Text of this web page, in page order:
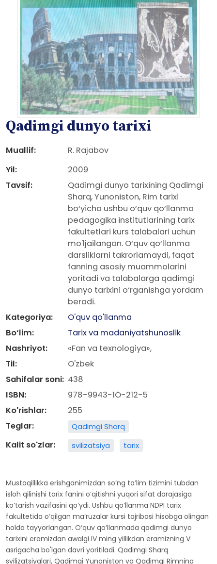
Qadimgi dunyo tarixi
Muallif:
R. Rajabov
Yil:
2009
Tavsif:
Qadimgi dunyo tarixining Qadimgi
Sharq, Yunoniston, Rim tarixi
bo‘yicha ushbu o‘quv qo‘llanma
pedagogika institutlarining tarix
fakultetlari kurs talabalari uchun
mo'ljailangan. O‘quv qo‘llanma
darsliklarni takrorlamaydi, faqat
fanning asosiy muammolarini
yoritadi va talabalarga qadimgi
dunyo tarixini o‘rganishga yordam
beradi.
Kategoriya:
O'quv qo'llanma
Bo‘lim:
Tarix va madaniyatshunoslik
Nashriyot:
«Fan va texnologiya»,
Til:
O'zbek
Sahifalar soni: 438
ISBN:
978-9943-1Ö-212-5
Ko'rishlar:
255
Teglar:
Qadimgi Sharq
Kalit so'zlar: svilizatsiya tarix
Mustaqillikka erishganimizdan so‘ng ta’lim tizimini tubdan
isloh qilinishi tarix fanini o‘qitishni yuqori sifat darajasiga
ko‘tarish vazifasini qo‘ydi. Ushbu qo‘llanma NDPI tarix
fakultetida o‘qilgan ma’ruzalar kursi tajribasi hisobga olingan
holda tayyorlangan. O‘quv qo‘llanmada qadimgi dunyo
tarixini eramizdan awalgi IV ming yillikdan eramizning V
asrigacha bo'lgan davri yoritiladi. Qadimgi Sharq
svilizatsiyalari, Qadimgi Yunoniston va Qadimgi Rimning